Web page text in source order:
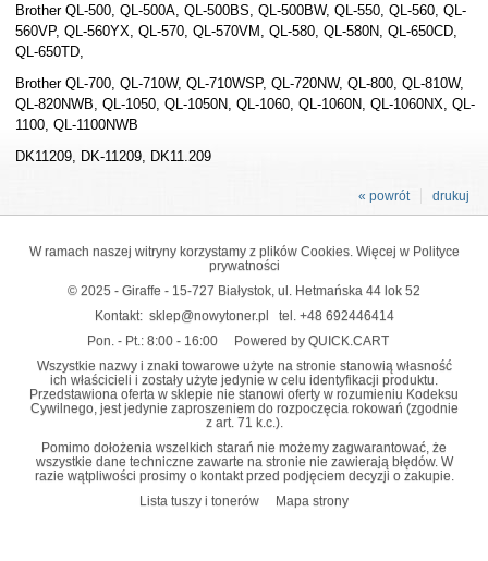
Brother QL-500, QL-500A, QL-500BS, QL-500BW, QL-550, QL-560, QL-
560VP, QL-560YX, QL-570, QL-570VM, QL-580, QL-580N, QL-650CD,
QL-650TD,
Brother QL-700, QL-710W, QL-710WSP, QL-720NW, QL-800, QL-810W,
QL-820NWB, QL-1050, QL-1050N, QL-1060, QL-1060N, QL-1060NX, QL-
1100, QL-1100NWB
DK11209, DK-11209, DK11.209
drukuj
« powrót
W ramach naszej witryny korzystamy z plików Cookies. Więcej w Polityce
prywatności
© 2025 - Giraffe - 15-727 Białystok, ul. Hetmańska 44 lok 52
Kontakt: sklep@nowytoner.pl tel. +48 692446414
Pon. - Pt.: 8:00 - 16:00
Powered by QUICK.CART
Wszystkie nazwy i znaki towarowe użyte na stronie stanowią własność
ich właścicieli i zostały użyte jedynie w celu identyfikacji produktu.
Przedstawiona oferta w sklepie nie stanowi oferty w rozumieniu Kodeksu
Cywilnego, jest jedynie zaproszeniem do rozpoczęcia rokowań (zgodnie
z art. 71 k.c.).
Pomimo dołożenia wszelkich starań nie możemy zagwarantować, że
wszystkie dane techniczne zawarte na stronie nie zawierają błędów. W
razie wątpliwości prosimy o kontakt przed podjęciem decyzji o zakupie.
Lista tuszy i tonerów
Mapa strony